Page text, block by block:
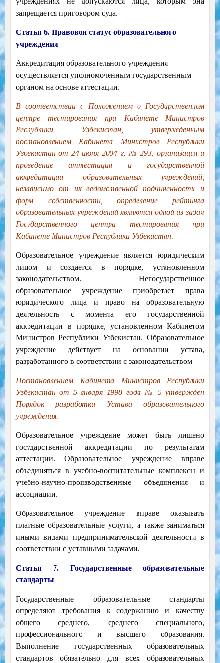
запрещается приговором суда.
Статья 6. Правовой статус образовательного
учреждения
Аккредитация образовательного учреждения
осуществляется уполномоченным государственным
органом на основе аттестации.
В соответствии с Положением о Государственном
центре тестирования при Кабинете Министров
Республики Узбекистан, утвержденным
постановлением Кабинета Министров Республики
Узбекистан от 24 июня 2004 г. № 293, организация и
проведение аттестации и государственной
аккредитации образовательных учреждений,
независимо от их ведомственной подчиненности и
форм собственности, определение рейтинга
образовательных учреждений являются одной из задач
Государственного центра тестирования при
Кабинете Министров Республики Узбекистан.
Образовательное учреждение является юридическим
лицом и создается в порядке, установленном
законодательством. Негосударственное
образовательное учреждение приобретает права
юридического лица и право на образовательную
деятельность с момента его государственной
аккредитации в порядке, установленном Кабинетом
Министров Республики Узбекистан.Образовательное
учреждение действует на основании устава,
разработанного в соответствии с законодательством.
Постановлением Кабинета Министров Республики
Узбекистан от 5 января 1998 года № 5 утвержден
Порядок разработки Устава образовательного
учреждения.
Образовательное учреждение может быть лишено
государственной аккредитации по результатам
аттестации.Образовательное учреждение вправе
объединяться в учебно-воспитательные комплексы и
учебно-научно-производственные объединения и
ассоциации.
Образовательное учреждение вправе оказывать
платные образовательные услуги, а также заниматься
иными видами предпринимательской деятельности в
соответствии с уставными задачами.
Статья 7. Государственные образовательные
стандарты
Государственные образовательные стандарты
определяют требования к содержанию и качеству
общего среднего, среднего специального,
профессионального и высшего образования.
Выполнение государственных образовательных
стандартов обязательно для всех образовательных